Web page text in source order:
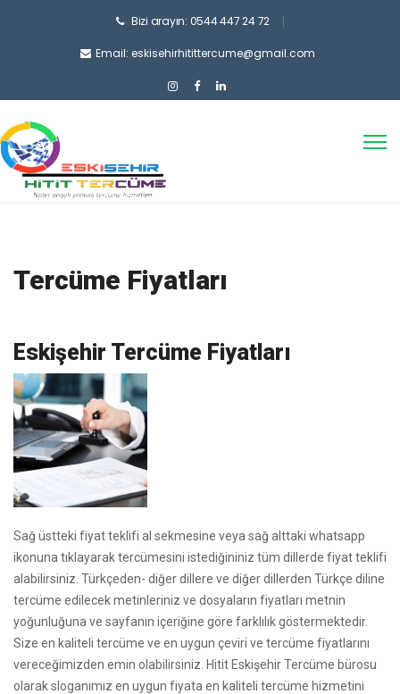
Bizi arayın: 0544 447 24 72
Email: eskisehirhitittercume@gmail.com
Tercüme Fiyatları
Eskişehir Tercüme Fiyatları
Sağ üstteki fiyat teklifi al sekmesine veya sağ alttaki whatsapp
ikonuna tıklayarak tercümesini istediğininiz tüm dillerde fiyat teklifi
alabilirsiniz. Türkçeden- diğer dillere ve diğer dillerden Türkçe diline
tercüme edilecek metinleriniz ve dosyaların fiyatları metnin
yoğunluğuna ve sayfanın içeriğine göre farklılık göstermektedir.
Size en kaliteli tercüme ve en uygun çeviri ve tercüme fiyatlarını
vereceğimizden emin olabilirsiniz. Hitit Eskişehir Tercüme bürosu
olarak sloganımız en uygun fiyata en kaliteli tercüme hizmetini